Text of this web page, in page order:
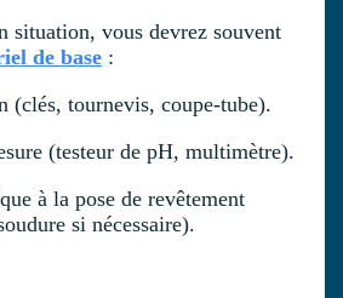
situation, vous devrez souvent
de base :
(clés, tournevis, coupe-tube).
(testeur de pH, multimètre).
à la pose de revêtement
si nécessaire).